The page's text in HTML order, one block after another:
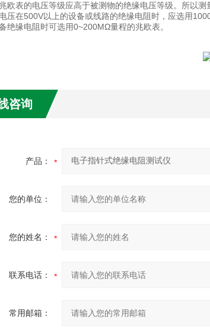
欧表的电压等级应高于被测物的绝缘电压等级。所以
压在500V以上的设备或线路的绝缘电阻时，应选用
绝缘电阻时可选用0~200MΩ量程的兆欧表。
咨询
产品：
您的单位：
您的姓名：
联系电话：
常用邮箱：